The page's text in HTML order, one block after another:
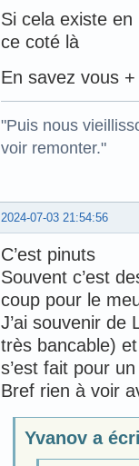
Si cela existe
ce coté là
En savez vous
"Puis nous
voir remonter."
2024-07-03 21:54:56
C’est pinuts
Souvent c’est
coup pour le
J’ai souvenir de
très bancable)
s’est fait pour
Bref rien à voir
Yvanov a